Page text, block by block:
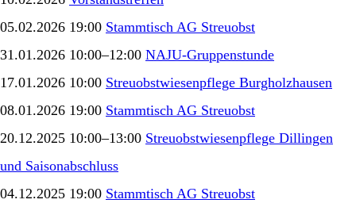
05.02.2026 19:00 Stammtisch AG Streuobst
31.01.2026 10:00–12:00 NAJU-Gruppenstunde
17.01.2026 10:00 Streuobstwiesenpflege Burgholzhausen
08.01.2026 19:00 Stammtisch AG Streuobst
20.12.2025 10:00–13:00 Streuobstwiesenpflege Dillingen
und Saisonabschluss
04.12.2025 19:00 Stammtisch AG Streuobst